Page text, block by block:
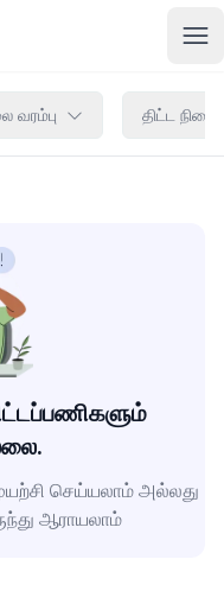
வரம்பு திட்ட நிலை
செய்யலாம் அல்லது
ஆராயலாம்